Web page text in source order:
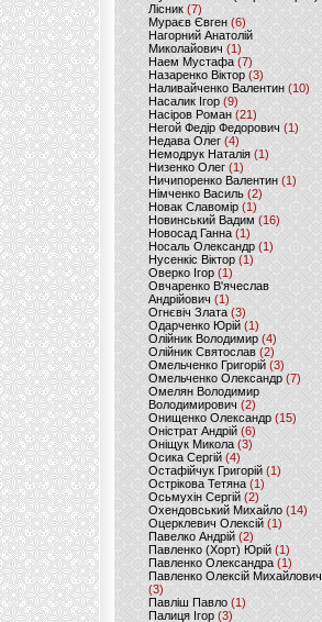
Лісник (7)
Мураєв Євген(6)
Нагорний Анатолій
Миколайович (1)
Наем Мустафа (7)
Назаренко Віктор (3)
Наливайченко Валентин (10)
Насалик Ігор(9)
Насіров Роман (21)
Негой Федір Федорович(1)
Недава Олег(4)
Немодрук Наталія(1)
Низенко Олег (1)
Ничипоренко Валентин (1)
Німченко Василь (2)
Новак Славомір (1)
Новинський Вадим (16)
Новосад Ганна (1)
Носаль Олександр (1)
Нусенкіс Віктор (1)
Оверко Ігор (1)
Овчаренко В'ячеслав
Андрійович(1)
Огнєвіч Злата (3)
Одарченко Юрій(1)
Олійник Володимир (4)
Олійник Святослав (2)
Омельченко Григорій (3)
Омельченко Олександр(7)
Омелян Володимир
Володимирович (2)
Онищенко Олександр (15)
Оністрат Андрій (6)
Оніщук Микола (3)
Осика Сергій(4)
Остафійчук Григорій(1)
Острікова Тетяна (1)
Осьмухін Сергій (2)
Охендовський Михайло (14)
Оцерклевич Олексій (1)
Павелко Андрій (2)
Павленко (Хорт) Юрій (1)
Павленко Олександра (1)
Павленко Олексій Михайлович
(3)
Павліш Павло(1)
Палиця Ігор (3)